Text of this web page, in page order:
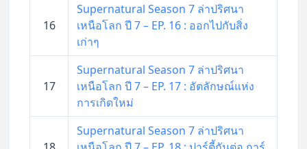
16
Supernatural Season 7 ล่าปริศนา
เหนือโลก ปี 7 – EP. 16 : ออกไปกับสิ่ง
เก่าๆ
17
Supernatural Season 7 ล่าปริศนา
เหนือโลก ปี 7 – EP. 17 : อัตลักษณ์แห่ง
การเกิดใหม่
Supernatural Season 7 ล่าปริศนา